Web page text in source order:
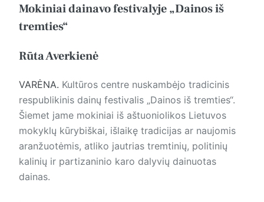
Mokiniai dainavo festivalyje „Dainos iš
tremties“
Rūta Averkienė
VARĖNA. Kultūros centre nuskambėjo tradicinis
respublikinis dainų festivalis „Dainos iš tremties“.
Šiemet jame mokiniai iš aštuoniolikos Lietuvos
mokyklų kūrybiškai, išlaikę tradicijas ar naujomis
aranžuotėmis, atliko jautrias tremtinių, politinių
kalinių ir partizaninio karo dalyvių dainuotas
dainas.